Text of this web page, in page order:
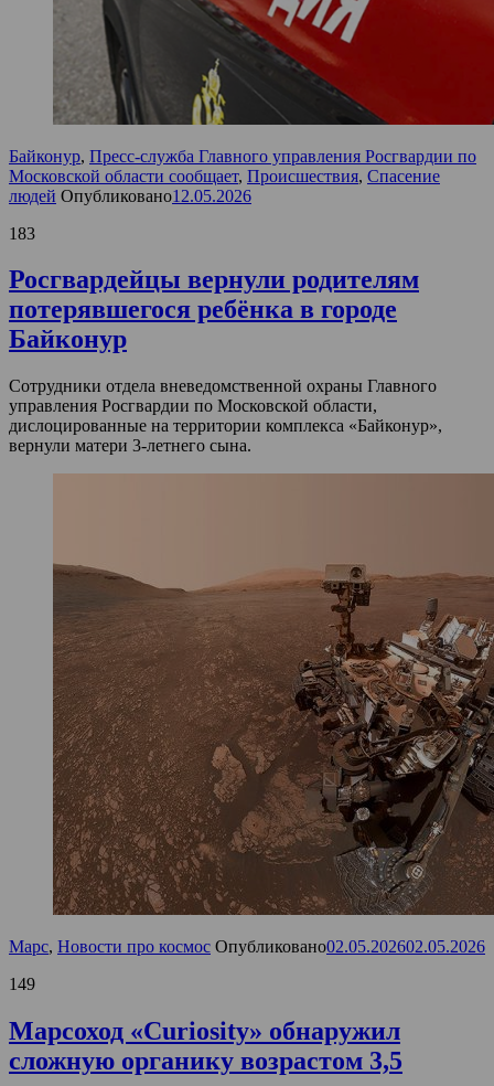
Байконур, Пресс-служба Главного управления Росгвардии по
Московской области сообщает, Происшествия, Спасение
людей Опубликовано12.05.2026
183
Росгвардейцы вернули родителям
потерявшегося ребёнка в городе
Байконур
Сотрудники отдела вневедомственной охраны Главного
управления Росгвардии по Московской области,
дислоцированные на территории комплекса «Байконур»,
вернули матери 3-летнего сына.
Марс, Новости про космос Опубликовано02.05.202602.05.2026
149
Марсоход «Curiosity» обнаружил
сложную органику возрастом 3,5